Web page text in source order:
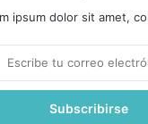
ipsum dolor sit amet,